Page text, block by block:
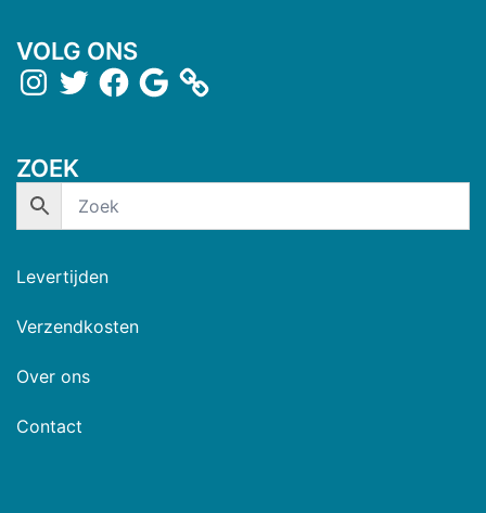
VOLG ONS
ZOEK
Levertijden
Verzendkosten
Over ons
Contact